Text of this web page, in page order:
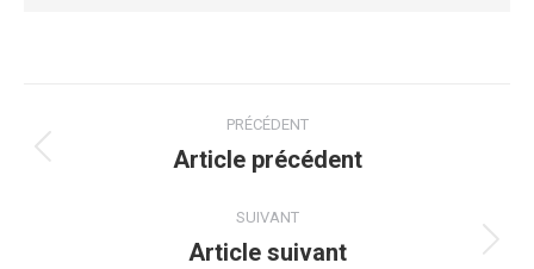
PRÉCÉDENT
Article précédent
SUIVANT
Article suivant